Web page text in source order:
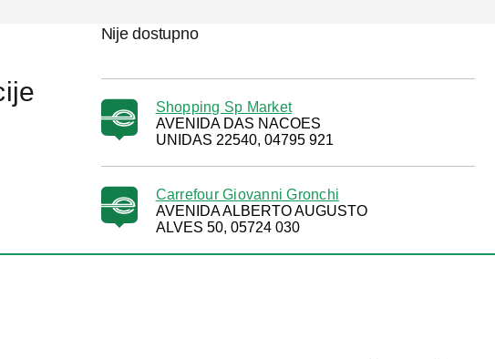
Nije dostupno
Shopping Sp Market
AVENIDA DAS NACOES
UNIDAS 22540, 04795 921
Carrefour Giovanni Gronchi
AVENIDA ALBERTO AUGUSTO
ALVES 50, 05724 030